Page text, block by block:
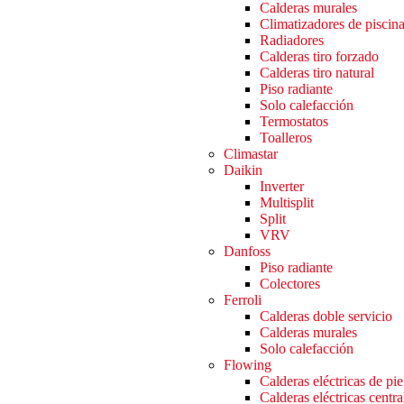
Calderas murales
Climatizadores de piscina
Radiadores
Calderas tiro forzado
Calderas tiro natural
Piso radiante
Solo calefacción
Termostatos
Toalleros
Climastar
Daikin
Inverter
Multisplit
Split
VRV
Danfoss
Piso radiante
Colectores
Ferroli
Calderas doble servicio
Calderas murales
Solo calefacción
Flowing
Calderas eléctricas de pie
Calderas eléctricas